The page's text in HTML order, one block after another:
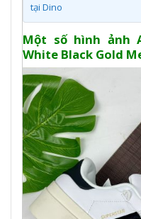
tại Dino
Một số hình ảnh
White Black Gold